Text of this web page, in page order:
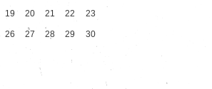
19 20 21 22 23
26 27 28 29 30